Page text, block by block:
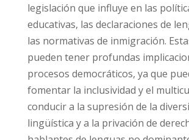
legislación que influye en las
educativas, las declaraciones de
las normativas de inmigración.
pueden tener profundas
procesos democráticos, ya que
fomentar la inclusividad y el
conducir a la supresión de la
lingüística y a la privación de